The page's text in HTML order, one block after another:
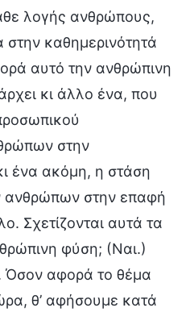
λογής ανθρώπους,
καθημερινότητά
αυτό την ανθρώπινη
κι άλλο ένα, που
στην
ένα ακόμη, η στάση
ανθρώπων στην επαφή
Σχετίζονται αυτά τα
φύση; (Ναι.)
Όσον αφορά το θέμα
θ’ αφήσουμε κατά